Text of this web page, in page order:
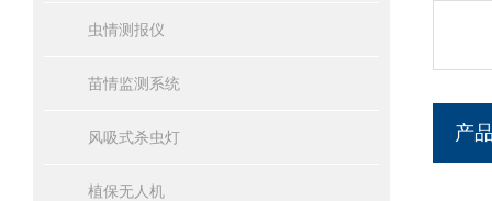
虫情测报仪
苗情监测系统
风吸式杀虫灯
植保无人机
产